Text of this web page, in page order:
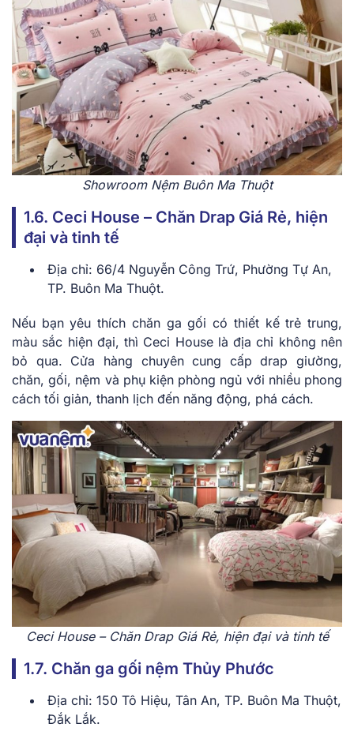
Showroom Nệm Buôn Ma Thuột
1.6. Ceci House – Chăn Drap Giá Rẻ, hiện
đại và tinh tế
Địa chỉ: 66/4 Nguyễn Công Trứ, Phường Tự An,
TP. Buôn Ma Thuột.
Nếu bạn yêu thích chăn ga gối có thiết kế trẻ trung,
màu sắc hiện đại, thì Ceci House là địa chỉ không nên
bỏ qua. Cửa hàng chuyên cung cấp drap giường,
chăn, gối, nệm và phụ kiện phòng ngủ với nhiều phong
cách tối giản, thanh lịch đến năng động, phá cách.
Ceci House – Chăn Drap Giá Rẻ, hiện đại và tinh tế
1.7. Chăn ga gối nệm Thủy Phước
Địa chỉ: 150 Tô Hiệu, Tân An, TP. Buôn Ma Thuột,
Đắk Lắk.